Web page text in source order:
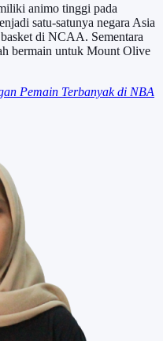
animo tinggi pada
satu-satunya negara Asia
di NCAA. Sementara
bermain untuk Mount Olive
Pemain Terbanyak di NBA